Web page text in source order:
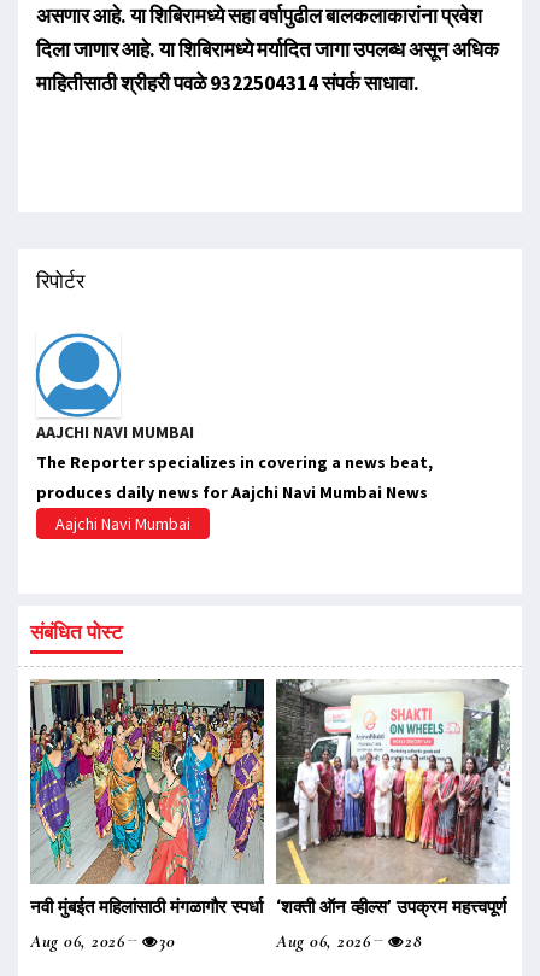
असणार आहे. या शिबिरामध्ये सहा वर्षापुढील बालकलाकारांना प्रवेश
दिला जाणार आहे. या शिबिरामध्ये मर्यादित जागा उपलब्ध असून अधिक
माहितीसाठी श्रीहरी पवळे 9322504314 संपर्क साधावा.
रिपोर्टर
AAJCHI NAVI MUMBAI
The Reporter specializes in covering a news beat,
produces daily news for Aajchi Navi Mumbai News
Aajchi Navi Mumbai
संबंधित पोस्ट
नवी मुंबईत महिलांसाठी मंगळागौर स्पर्धा
Aug 06, 2026
30
‌‘शक्ती ऑन व्हील्स‌’ उपक्रम महत्त्वपूर्ण
Aug 06, 2026
28